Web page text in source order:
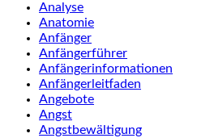
Analyse
Anatomie
Anfänger
Anfängerführer
Anfängerinformationen
Anfängerleitfaden
Angebote
Angst
Angstbewältigung